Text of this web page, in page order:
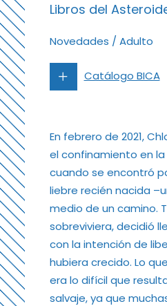
Libros del
Novedades / Adulto
Catálogo BICA
En febrero de 2021,
el confinamiento en
cuando se encontró
liebre recién nacida
medio de un camino.
sobreviviera, decidió
con la intención de
hubiera crecido. Lo
era lo difícil que
salvaje, ya que